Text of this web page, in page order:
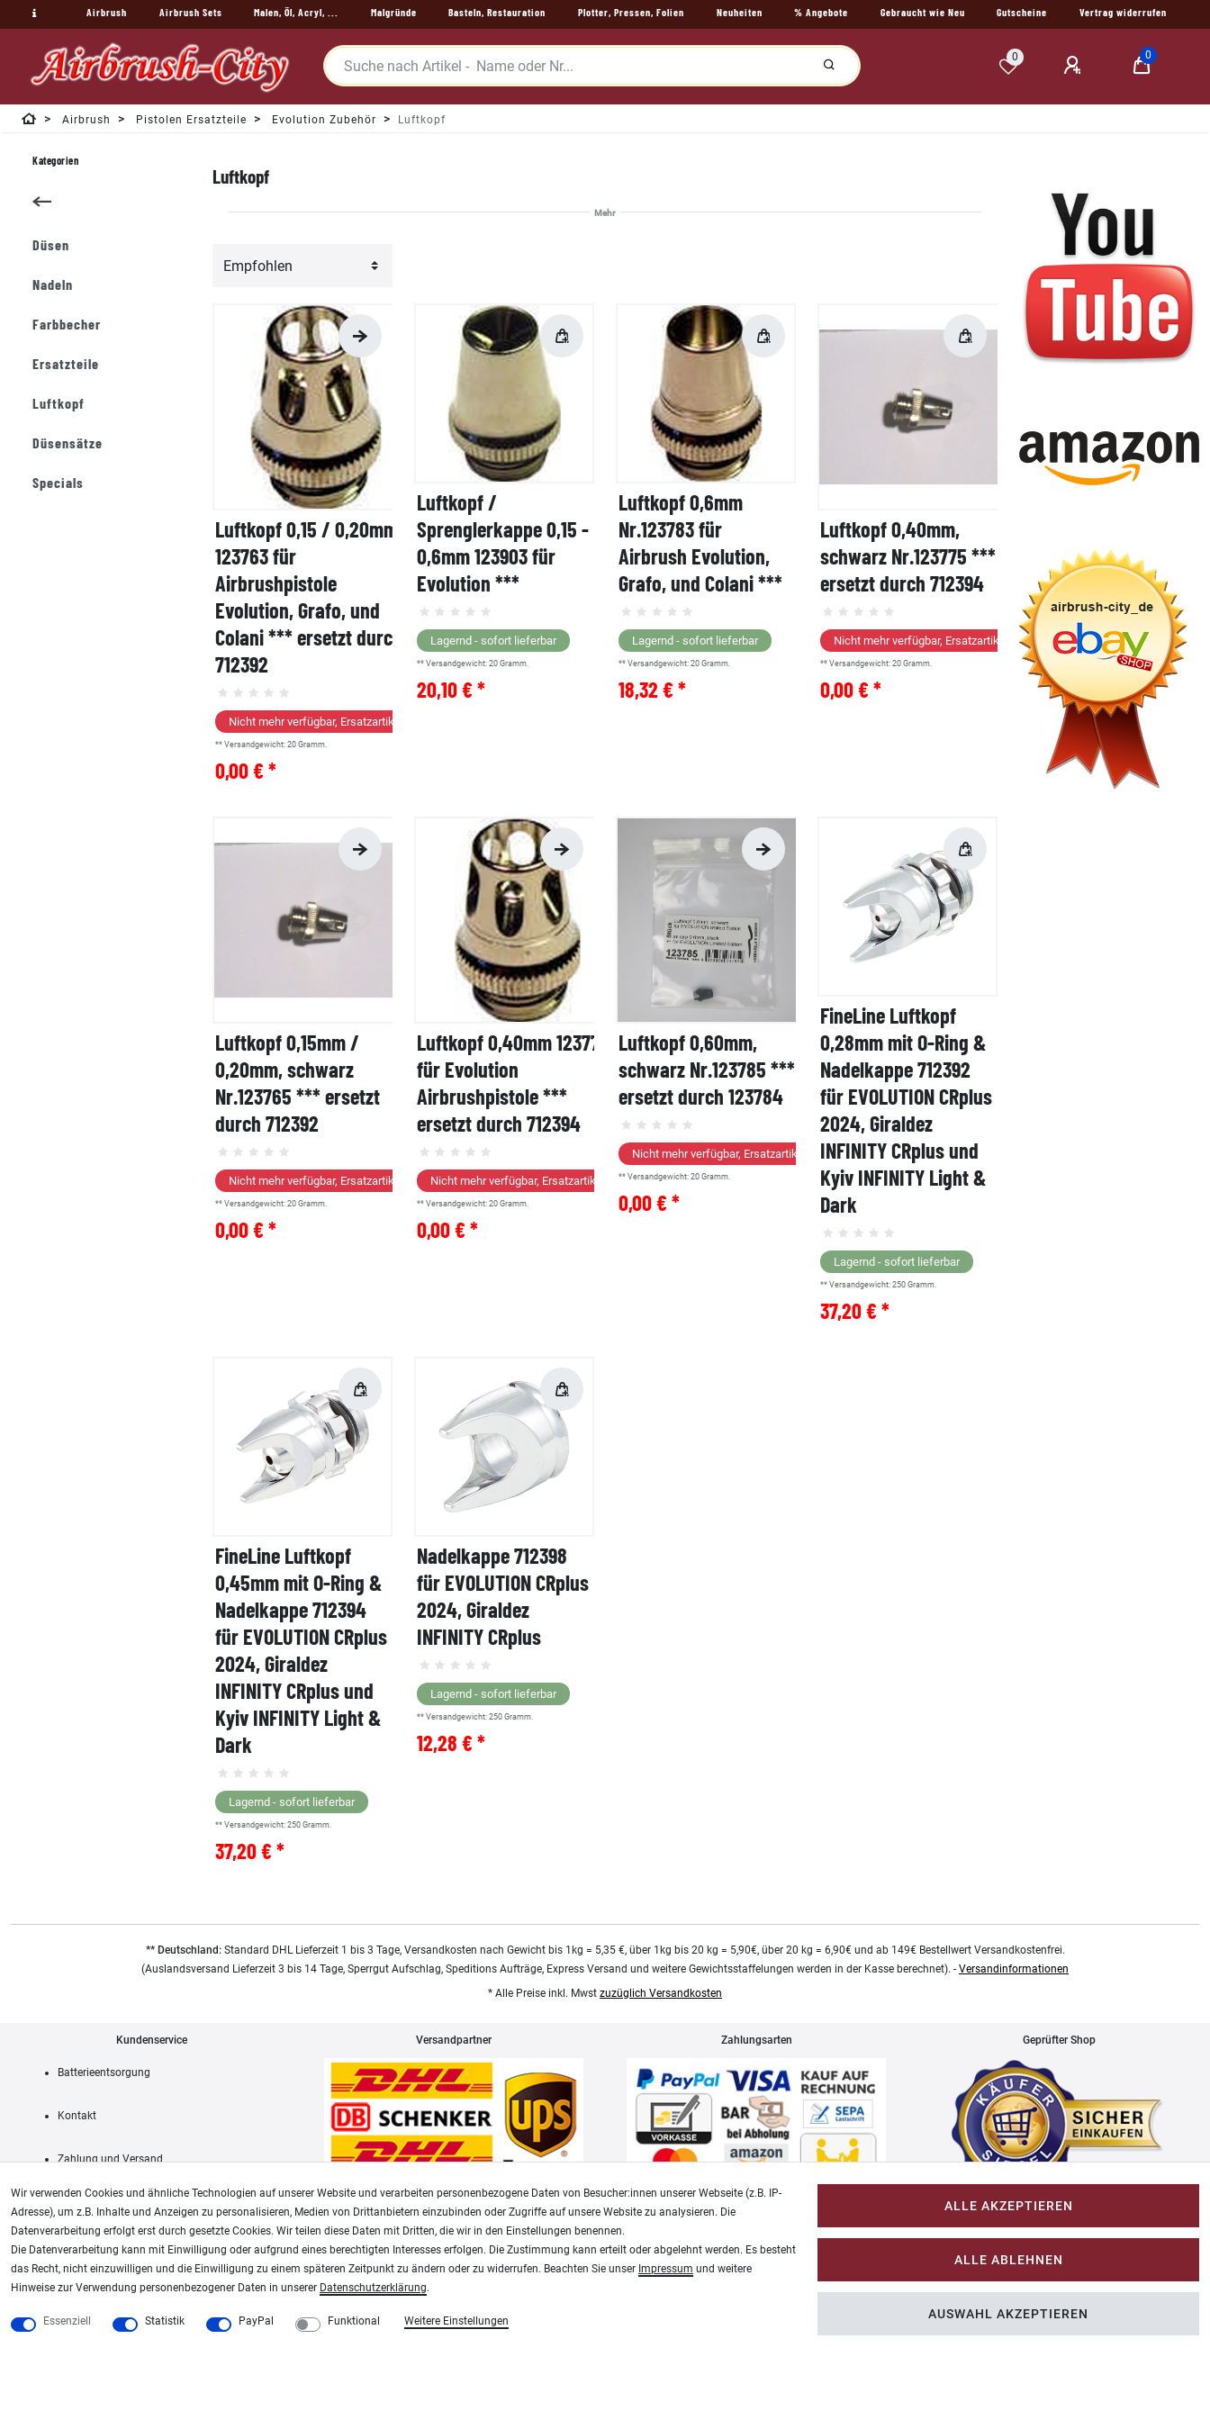
Airbrush Airbrush Sets Malen, Öl, Acryl, ... Malgründe Basteln, Restauration Plotter, Pressen, Folien Neuheiten % Angebote Gebraucht wie Neu Gutscheine Vertrag widerrufen
0 0
Airbrush Pistolen Ersatzteile Evolution Zubehör Luftkopf
Luftkopf
Luftkopf 0,15 / 0,20mm
123763 für
Airbrushpistole
Evolution, Grafo, und
Colani *** ersetzt durch
712392
Nicht mehr verfügbar, Ersatzartikel
** Versandgewicht: 20 Gramm.
0,00 € *
Luftkopf /
Sprenglerkappe 0,15 -
0,6mm 123903 für
Evolution ***
Lagernd - sofort lieferbar
** Versandgewicht: 20 Gramm.
20,10 € *
Luftkopf 0,6mm
Nr.123783 für
Airbrush Evolution,
Grafo, und Colani ***
Lagernd - sofort lieferbar
** Versandgewicht: 20 Gramm.
18,32 € *
Luftkopf 0,40mm,
schwarz Nr.123775 ***
ersetzt durch 712394
Nicht mehr verfügbar, Ersatzartikel
** Versandgewicht: 20 Gramm.
0,00 € *
Luftkopf 0,15mm /
0,20mm, schwarz
Nr.123765 *** ersetzt
durch 712392
Nicht mehr verfügbar, Ersatzartikel
** Versandgewicht: 20 Gramm.
0,00 € *
Luftkopf 0,40mm 123773
für Evolution
Airbrushpistole ***
ersetzt durch 712394
Nicht mehr verfügbar, Ersatzartikel
** Versandgewicht: 20 Gramm.
0,00 € *
Luftkopf 0,60mm,
schwarz Nr.123785 ***
ersetzt durch 123784
Nicht mehr verfügbar, Ersatzartikel
** Versandgewicht: 20 Gramm.
0,00 € *
FineLine Luftkopf
0,28mm mit O-Ring &
Nadelkappe 712392
für EVOLUTION CRplus
2024, Giraldez
INFINITY CRplus und
Kyiv INFINITY Light &
Dark
Lagernd - sofort lieferbar
** Versandgewicht: 250 Gramm.
37,20 € *
FineLine Luftkopf
0,45mm mit O-Ring &
Nadelkappe 712394
für EVOLUTION CRplus
2024, Giraldez
INFINITY CRplus und
Kyiv INFINITY Light &
Dark
Lagernd - sofort lieferbar
** Versandgewicht: 250 Gramm.
37,20 € *
Nadelkappe 712398
für EVOLUTION CRplus
2024, Giraldez
INFINITY CRplus
Lagernd - sofort lieferbar
** Versandgewicht: 250 Gramm.
12,28 € *
Kategorien
Düsen
Nadeln
Farbbecher
Ersatzteile
Luftkopf
Düsensätze
Specials
** Deutschland:Standard DHL Lieferzeit 1 bis 3 Tage, Versandkosten nach Gewicht bis 1kg = 5,35 €, über 1kg bis 20 kg = 5,90€, über 20 kg = 6,90€ und ab 149€ Bestellwert Versandkostenfrei.
(Auslandsversand Lieferzeit 3 bis 14 Tage, Sperrgut Aufschlag, Speditions Aufträge, Express Versand und weitere Gewichtsstaffelungen werden in der Kasse berechnet). - Versandinformationen
* Alle Preise inkl. Mwst zuzüglich Versandkosten
Kundenservice
Batterieentsorgung
Kontakt
Zahlung und Versand
Versandpartner Zahlungsarten Geprüfter Shop
AGB Widerrufsrecht
Unsere weiteren Shops:
Schmincke Künstlerfarben das Gesamtsortiment Schneideplotter, Transferpressen, Siebdruck und Plotterfolien
Im-Shop-kaufen.de
Wir verwenden Cookies und ähnliche Technologien auf unserer Website und verarbeiten personenbezogene Daten von Besucher:innen unserer Webseite (z.B. IP-
Adresse), um z.B. Inhalte und Anzeigen zu personalisieren, Medien von Drittanbietern einzubinden oder Zugriffe auf unsere Website zu analysieren. Die
Datenverarbeitung erfolgt erst durch gesetzte Cookies. Wir teilen diese Daten mit Dritten, die wir in den Einstellungen benennen.
Die Datenverarbeitung kann mit Einwilligung oder aufgrund eines berechtigten Interesses erfolgen. Die Zustimmung kann erteilt oder abgelehnt werden. Es besteht
das Recht, nicht einzuwilligen und die Einwilligung zu einem späteren Zeitpunkt zu ändern oder zu widerrufen. Beachten Sie unser Impressum und weitere
Hinweise zur Verwendung personenbezogener Daten in unserer Daten­schutz­erklärung.
Essenziell Statistik PayPal Funktional Weitere Einstellungen
ALLE AKZEPTIEREN
ALLE ABLEHNEN
AUSWAHL AKZEPTIEREN